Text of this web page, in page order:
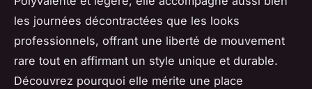
les journées décontractées que les looks
professionnels, offrant une liberté de mouvement
rare tout en affirmant un style unique et durable.
Découvrez pourquoi elle mérite une place